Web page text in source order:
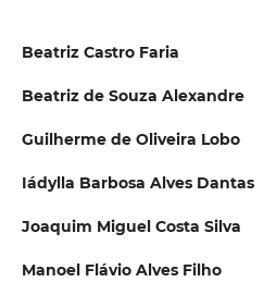
Beatriz Castro Faria
Beatriz de Souza Alexandre
Guilherme de Oliveira Lobo
Iádylla Barbosa Alves Dantas
Joaquim Miguel Costa Silva
Manoel Flávio Alves Filho